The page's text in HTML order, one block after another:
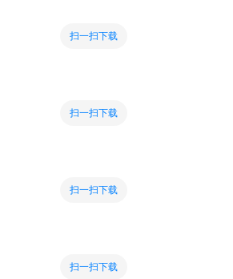
扫一扫下载
扫一扫下载
扫一扫下载
扫一扫下载